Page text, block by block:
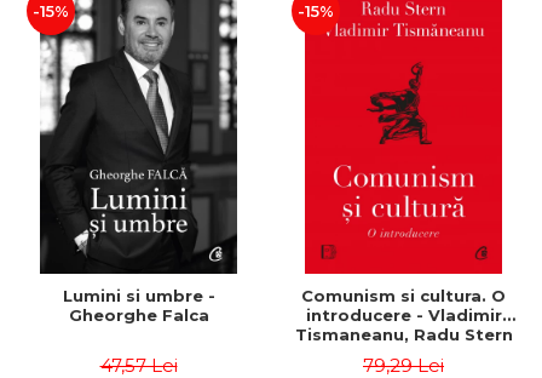
-15%
Lumini si umbre -
Gheorghe Falca
47,57 Lei
-15%
Comunism si cultura. O
introducere - Vladimir
Tismaneanu, Radu Stern
79,29 Lei